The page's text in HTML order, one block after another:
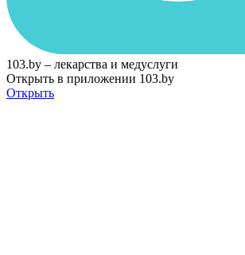
103.by – лекарства и медуслуги
Открыть в приложении 103.by
Открыть